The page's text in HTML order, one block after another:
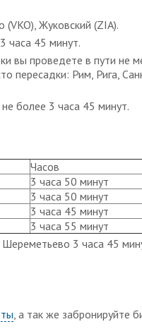
Жуковский (ZIA).
часа 45 минут.
вы проведете в пути не
Рим, Рига,
более 3 часа 45 минут.
Часов
3 часа 50 минут
3 часа 50 минут
3 часа 45 минут
3 часа 55 минут
3 часа 45
, а так же забронируйте